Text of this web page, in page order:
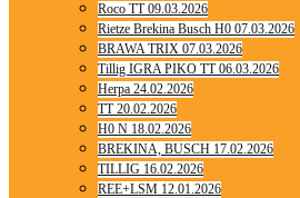
Roco TT 09.03.2026
Rietze Brekina Busch H0 07.03.2026
BRAWA TRIX 07.03.2026
Tillig IGRA PIKO TT 06.03.2026
Herpa 24.02.2026
TT 20.02.2026
H0 N 18.02.2026
BREKINA, BUSCH 17.02.2026
TILLIG 16.02.2026
REE+LSM 12.01.2026